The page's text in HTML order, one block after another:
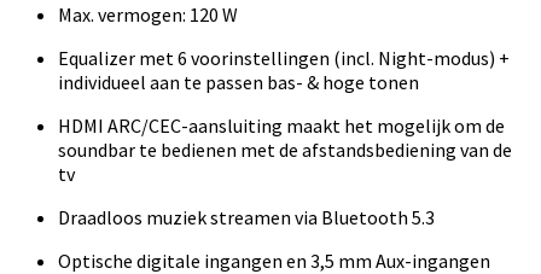
Max. vermogen: 120 W
Equalizer met 6 voorinstellingen (incl. Night-modus) +
individueel aan te passen bas- & hoge tonen
HDMI ARC/CEC-aansluiting maakt het mogelijk om de
soundbar te bedienen met de afstandsbediening van de
tv
Draadloos muziek streamen via Bluetooth 5.3
Optische digitale ingangen en 3,5 mm Aux-ingangen